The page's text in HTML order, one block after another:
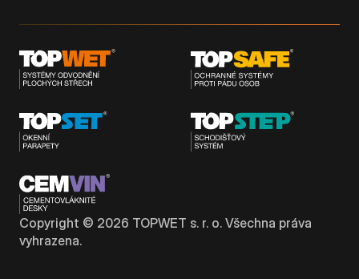
Copyright © 2026 TOPWET s. r. o. Všechna práva
vyhrazena.